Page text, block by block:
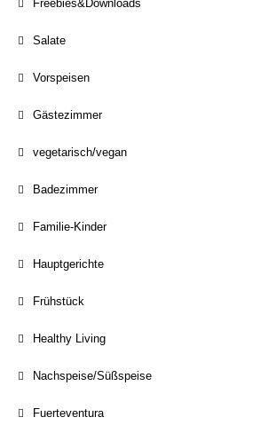
Freebies&Downloads
Salate
Vorspeisen
Gästezimmer
vegetarisch/vegan
Badezimmer
Familie-Kinder
Hauptgerichte
Frühstück
Healthy Living
Nachspeise/Süßspeise
Fuerteventura